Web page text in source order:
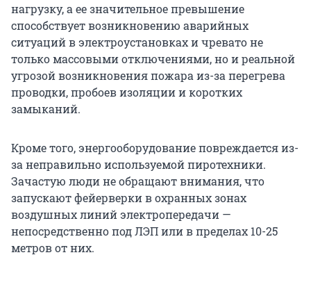
нагрузку, а ее значительное превышение
способствует возникновению аварийных
ситуаций в электроустановках и чревато не
только массовыми отключениями, но и реальной
угрозой возникновения пожара из-за перегрева
проводки, пробоев изоляции и коротких
замыканий.
Кроме того, энергооборудование повреждается из-
за неправильно используемой пиротехники.
Зачастую люди не обращают внимания, что
запускают фейерверки в охранных зонах
воздушных линий электропередачи —
непосредственно под ЛЭП или в пределах 10-25
метров от них.